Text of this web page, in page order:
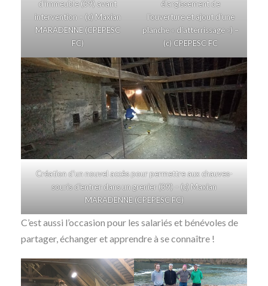
d’immeuble (39) avant
intervention – (c) Maxian
MARADENNE (CPEPESC
FC)
élargissement de
l’ouverture et ajout d’une
planche « d’atterrissage ») –
(c) CPEPESC FC
Création d’un nouvel accès pour permettre aux chauves-
souris d’entrer dans un grenier (39) – (c) Maxian
MARADENNE (CPEPESC FC)
C’est aussi l’occasion pour les salariés et bénévoles de
partager, échanger et apprendre à se connaître !